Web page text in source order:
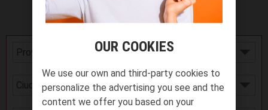
También puedes buscar por dirección:
OUR COOKIES
We use our own and third-party cookies to
personalize the advertising you see and the
content we offer you based on your